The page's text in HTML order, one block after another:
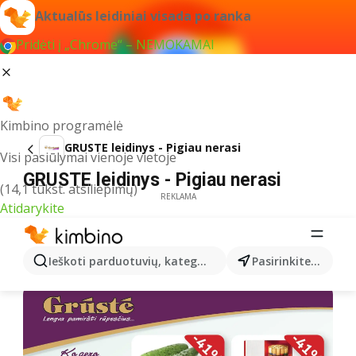
Aktualūs leidiniai visada po ranka
Pridėti į „Chrome“ – NEMOKAMAI
Kimbino programėlė
Visi pasiūlymai vienoje vietoje
(14,1 tūkst. atsiliepimų)
Atidarykite
Ieškoti parduotuvių, kategorijų, produktų... Pasirinkite miestą
GRUSTE leidinys - Pigiau nerasi
GRUSTE leidinys - Pigiau nerasi
REKLAMA